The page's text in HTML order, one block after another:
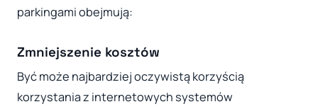
parkingami obejmują:
Zmniejszenie kosztów
Być może najbardziej oczywistą korzyścią
korzystania z internetowych systemów